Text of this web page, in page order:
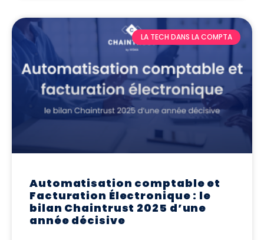
LA TECH DANS LA COMPTA
Automatisation comptable et
Facturation Électronique : le
bilan Chaintrust 2025 d’une
année décisive